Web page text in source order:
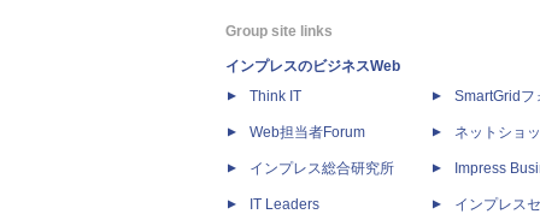
Group site links
インプレスのビジネスWeb
Think IT
Web担当者Forum
インプレス総合研究所
IT Leaders
SmartGridフ
ネットショ
Impress
インプレス